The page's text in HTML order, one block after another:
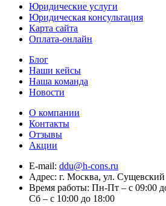
Юридические услуги
Юридическая консультация
Карта сайта
Оплата-онлайн
Блог
Наши кейсы
Наша команда
Новости
О компании
Контакты
Отзывы
Акции
E-mail: ddu@h-cons.ru
Адрес: г. Москва, ул. Сущевский
Время работы: Пн-Пт – с 09:00
Сб – с 10:00 до 18:00